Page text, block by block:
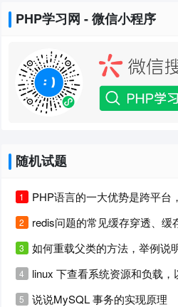
PHP学习网 - 微信小程序
随机试题
PHP语言的一大优势是跨平台
redis问题的常见缓存穿透、缓
如何重载父类的方法，举例说
linux 下查看系统资源和负载，
说说MySQL 事务的实现原理